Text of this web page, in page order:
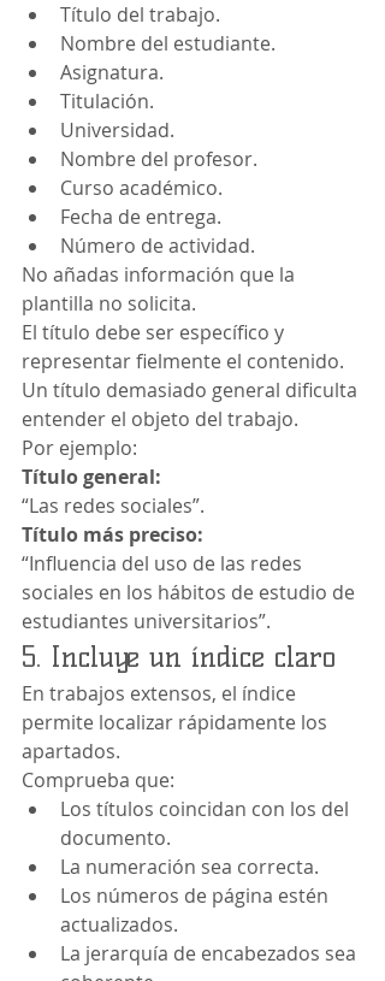
Título del trabajo.
Nombre del estudiante.
Asignatura.
Titulación.
Universidad.
Nombre del profesor.
Curso académico.
Fecha de entrega.
Número de actividad.
No añadas información que la
plantilla no solicita.
El título debe ser específico y
representar fielmente el contenido.
Un título demasiado general dificulta
entender el objeto del trabajo.
Por ejemplo:
Título general:
“Las redes sociales”.
Título más preciso:
“Influencia del uso de las redes
sociales en los hábitos de estudio de
estudiantes universitarios”.
5. Incluye un índice claro
En trabajos extensos, el índice
permite localizar rápidamente los
apartados.
Comprueba que:
Los títulos coincidan con los del
documento.
La numeración sea correcta.
Los números de página estén
actualizados.
La jerarquía de encabezados sea